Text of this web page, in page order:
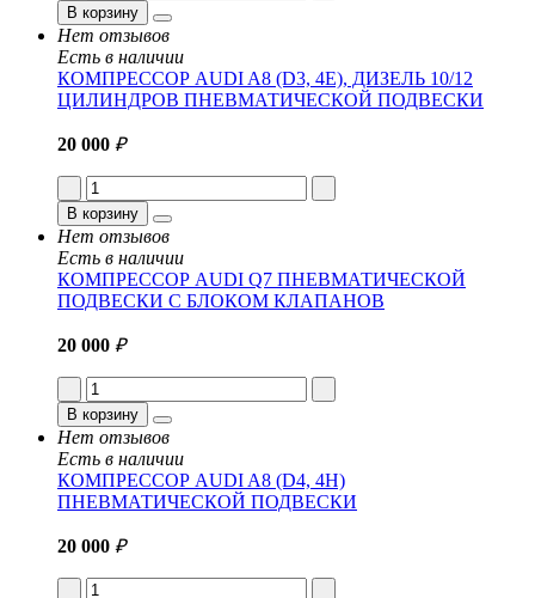
В корзину
Нет отзывов
Есть в наличии
КОМПРЕССОР AUDI A8 (D3, 4E) , ДИЗЕЛЬ 10/12
ЦИЛИНДРОВ ПНЕВМАТИЧЕСКОЙ ПОДВЕСКИ
20 000 ₽
В корзину
Нет отзывов
Есть в наличии
КОМПРЕССОР AUDI Q7 ПНЕВМАТИЧЕСКОЙ
ПОДВЕСКИ С БЛОКОМ КЛАПАНОВ
20 000 ₽
В корзину
Нет отзывов
Есть в наличии
КОМПРЕССОР AUDI A8 (D4, 4H)
ПНЕВМАТИЧЕСКОЙ ПОДВЕСКИ
20 000 ₽